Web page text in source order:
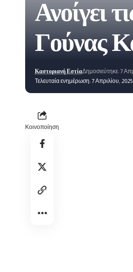
Ανοίγει
Γούνας
Τελευταία ενημέρωση: 7 Απριλίου, 2025
Καστοριανή ΕστίαΔημοσιεύτηκε: 7
Κοινοποίηση